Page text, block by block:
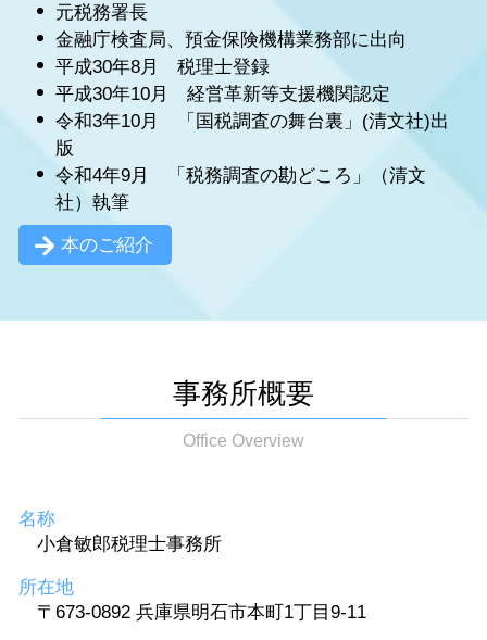
元税務署長
金融庁検査局、預金保険機構業務部に出向
平成30年8月 税理士登録
平成30年10月 経営革新等支援機関認定
令和3年10月 「国税調査の舞台裏」(清文社)出
版
令和4年9月 「税務調査の勘どころ」（清文
社）執筆
本のご紹介
事務所概要
Office Overview
名称
小倉敏郎税理士事務所
所在地
〒673-0892 兵庫県明石市本町1丁目9-11